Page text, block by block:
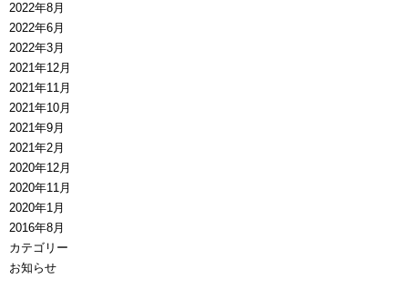
2022年8月
2022年6月
2022年3月
2021年12月
2021年11月
2021年10月
2021年9月
2021年2月
2020年12月
2020年11月
2020年1月
2016年8月
カテゴリー
お知らせ